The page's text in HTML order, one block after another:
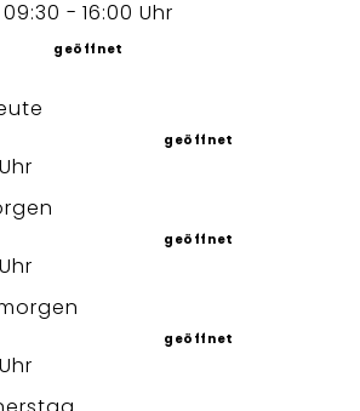
09:30 - 16:00 Uhr
geöffnet
geöffnet
geöffnet
geöffnet